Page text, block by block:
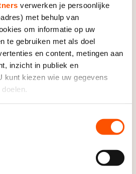
verwerken je persoonlijke
met behulp van
om informatie op uw
te gebruiken met als doel
en content, metingen aan
inzicht in publiek en
kunt kiezen wie uw gegevens
over uw geografische locatie,
door het actief te scannen
(fingerprinting)
en skaten?